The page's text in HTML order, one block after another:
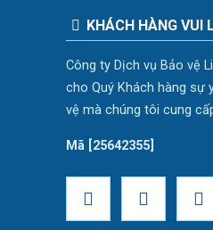
KHÁCH HÀNG VUI
Công ty Dịch vụ Bảo vệ
cho Quý Khách hàng sự
vệ mà chúng tôi cung
Mã [25642355]